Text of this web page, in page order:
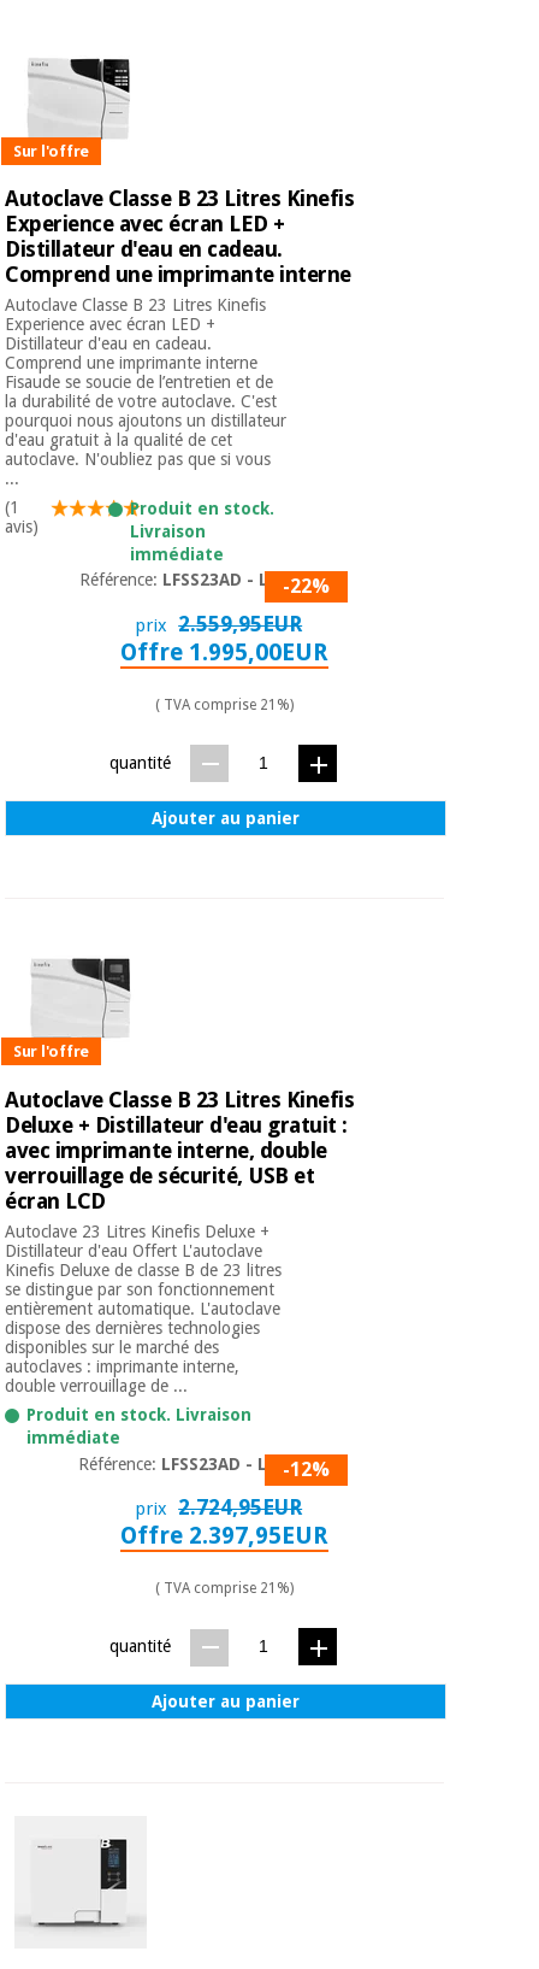
Sur l'offre
Autoclave Classe B 23 Litres Kinefis
Experience avec écran LED +
Distillateur d'eau en cadeau.
Comprend une imprimante interne
Autoclave Classe B 23 Litres Kinefis
Experience avec écran LED +
Distillateur d'eau en cadeau.
Comprend une imprimante interne
Fisaude se soucie de l’entretien et de
la durabilité de votre autoclave. C'est
pourquoi nous ajoutons un distillateur
d'eau gratuit à la qualité de cet
autoclave. N'oubliez pas que si vous
...
(1
avis)
Produit en stock.
Livraison
immédiate
Référence: LFSS23AD - LED-22%
prix 2.559,95EUR
Offre 1.995,00EUR
( TVA comprise 21%)
quantité
Ajouter au panier
Sur l'offre
Autoclave Classe B 23 Litres Kinefis
Deluxe + Distillateur d'eau gratuit :
avec imprimante interne, double
verrouillage de sécurité, USB et
écran LCD
Autoclave 23 Litres Kinefis Deluxe +
Distillateur d'eau Offert L'autoclave
Kinefis Deluxe de classe B de 23 litres
se distingue par son fonctionnement
entièrement automatique. L'autoclave
dispose des dernières technologies
disponibles sur le marché des
autoclaves : imprimante interne,
double verrouillage de ...
Produit en stock. Livraison
immédiate
Référence: LFSS23AD - LCD-12%
prix 2.724,95EUR
Offre 2.397,95EUR
( TVA comprise 21%)
quantité
Ajouter au panier